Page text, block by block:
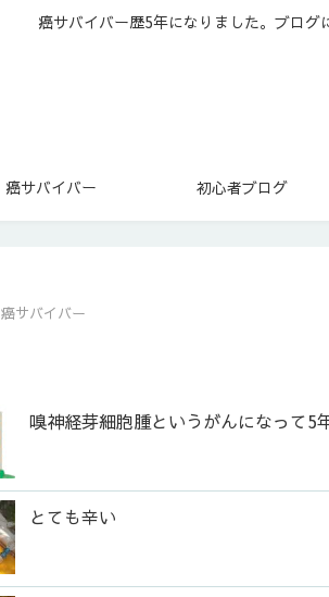
癌サバイバー歴5年になりました。ブログ
癌サバイバー 初心者ブログ
癌サバイバー
嗅神経芽細胞腫というがんになって5
とても辛い